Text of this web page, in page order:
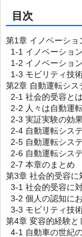
目次
第1章 イノベーショ
1-1 イノベーショ
1-2 イノベーショ
1-3 モビリティ技
第2章 自動運転シス
2-1 社会的受容と
2-2 人々は自動運
2-3 実証実験の効
2-4 自動運転シス
2-5 自動運転シス
2-6 自動運転シス
2-7 本章のまとめ
第3章 社会的受容
3-1 社会的受容に
3-2 個人の認知に
3-3 モビリティ技
第4章 変容的経験
4-1 自動車の世紀